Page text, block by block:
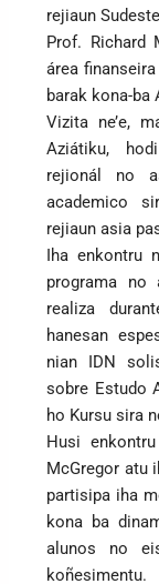
rejiaun
Prof. Richard
área
barak kona-ba
Vizita ne’e,
Aziátiku,
rejionál no
academico
rejiaun asia
Iha enkontru
programa no
realiza
hanesan
nian IDN
sobre Estudo
ho Kursu sira
Husi
McGregor atu
partisipa iha
kona ba
alunos no
koñesimentu.